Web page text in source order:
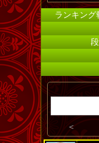
ランキング
＜